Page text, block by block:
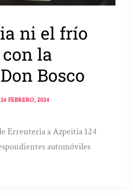
ni el frío
la
Bosco
26 FEBRERO, 2024
Errenteria a Azpeitia 124
automóviles